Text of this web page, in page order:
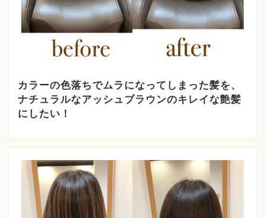
カラーの色落ちでムラになってしまった髪を、
ナチュラルなアッシュブラウンのキレイな艶髪
にしたい！